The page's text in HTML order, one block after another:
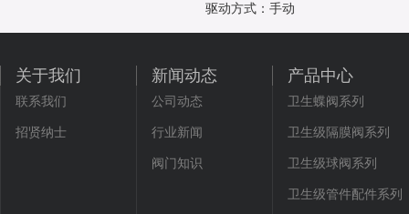
驱动方式：手动
关于我们
联系我们
招贤纳士
新闻动态
公司动态
行业新闻
阀门知识
产品中心
卫生蝶阀系列
卫生级隔膜阀系列
卫生级球阀系列
卫生级管件配件系列